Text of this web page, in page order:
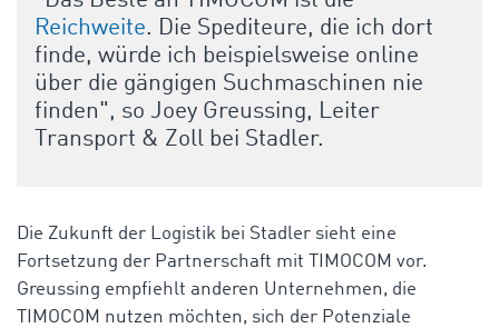
Reichweite. Die Spediteure, die ich dort
finde, würde ich beispielsweise online
über die gängigen Suchmaschinen nie
finden", so Joey Greussing, Leiter
Transport & Zoll bei Stadler.
Die Zukunft der Logistik bei Stadler sieht eine
Fortsetzung der Partnerschaft mit TIMOCOM vor.
Greussing empfiehlt anderen Unternehmen, die
TIMOCOM nutzen möchten, sich der Potenziale